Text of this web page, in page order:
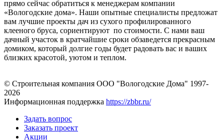
прямо сейчас обратиться к менеджерам компании
«Вологодские дома». Наши опытные специалисты предложат
вам лучшие проекты дач из сухого профилированного
клееного бруса, сориентируют по стоимости. С нами ваш
дачный участок в кратчайшие сроки обзаведется прекрасным
домиком, который долгие годы будет радовать вас и ваших
близких красотой, уютом и теплом.
© Строительная компания ООО "Вологодские Дома" 1997-
2026
Информационная поддержка https://zbbr.ru/
Задать вопрос
Заказать проект
Акции